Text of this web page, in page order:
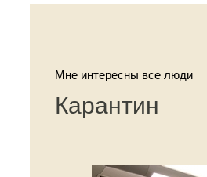
Мне интересны все люди
Карантин